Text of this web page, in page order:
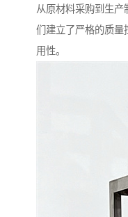
从原材料采购到生产
们建立了严格的质量
用性。